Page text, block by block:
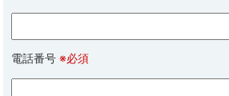
電話番号※必須